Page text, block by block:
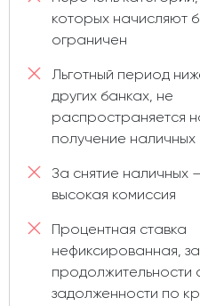
которых начисляют
ограничен
Льготный период
других банках, не
распространяется
получение наличных
За снятие наличных –
высокая комиссия
Процентная ставка
нефиксированная,
продолжительности
задолженности по